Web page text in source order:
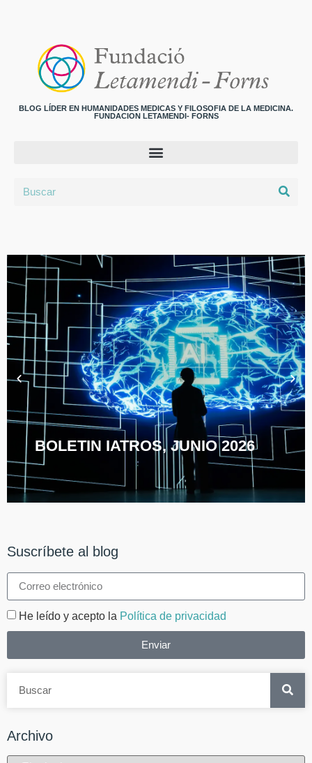
BLOG LÍDER EN HUMANIDADES MEDICAS Y FILOSOFIA DE LA MEDICINA.
FUNDACION LETAMENDI- FORNS
BOLETIN IATROS, JUNIO 2026
Suscríbete al blog
He leído y acepto la Política de privacidad
Enviar
Archivo